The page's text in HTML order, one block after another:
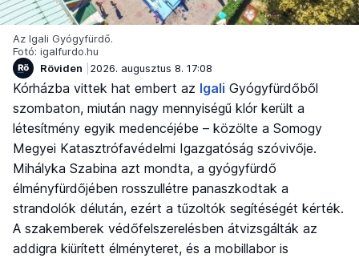
Az Igali Gyógyfürdő.
Fotó: igalfurdo.hu
Röviden
2026. augusztus 8. 17:08
Kórházba vittek hat embert az Igali Gyógyfürdőből
szombaton, miután nagy mennyiségű klór került a
létesítmény egyik medencéjébe – közölte a Somogy
Megyei Katasztrófavédelmi Igazgatóság szóvivője.
Mihályka Szabina azt mondta, a gyógyfürdő
élményfürdőjében rosszullétre panaszkodtak a
strandolók délután, ezért a tűzoltók segítéségét kérték.
A szakemberek védőfelszerelésben átvizsgálták az
addigra kiürített élményteret, és a mobillabor is